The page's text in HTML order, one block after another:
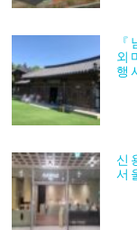
외
행
신
서